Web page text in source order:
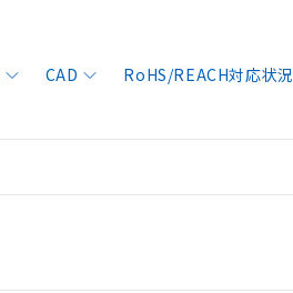
CAD RoHS/REACH対応状況